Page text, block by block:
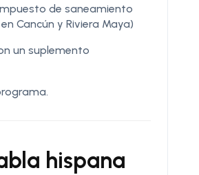
de saneamiento
Cancún y Riviera Maya)
un suplemento
hispana